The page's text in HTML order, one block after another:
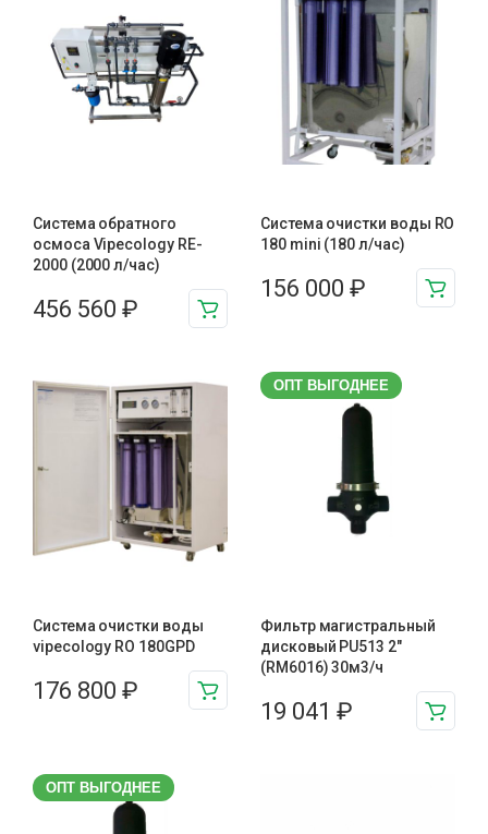
Система обратного
осмоса Vipecology RE-
2000 (2000 л/час)
456 560 ₽
Система очистки воды RO
180 mini (180 л/час)
156 000 ₽
Система очистки воды
vipecology RO 180GPD
176 800 ₽
ОПТ ВЫГОДНЕЕ
Фильтр магистральный
дисковый PU513 2"
(RM6016) 30м3/ч
19 041 ₽
ОПТ ВЫГОДНЕЕ